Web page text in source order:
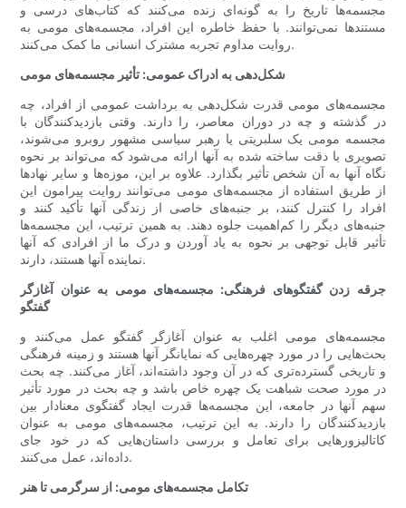
مجسمه‌ها تاریخ را به گونه‌ای زنده می‌کنند که کتاب‌های درسی و
مستندها نمی‌توانند. با حفظ خاطره این افراد، مجسمه‌های مومی به
روایت مداوم تجربه مشترک انسانی ما کمک می‌کنند.
شکل‌دهی به ادراک عمومی: تأثیر مجسمه‌های مومی
مجسمه‌های مومی قدرت شکل‌دهی به برداشت عمومی از افراد، چه
در گذشته و چه در دوران معاصر، را دارند. وقتی بازدیدکنندگان با
مجسمه مومی یک سلبریتی یا رهبر سیاسی مشهور روبرو می‌شوند،
تصویری با دقت ساخته شده به آنها ارائه می‌شود که می‌تواند بر نحوه
نگاه آنها به آن شخص تأثیر بگذارد. علاوه بر این، موزه‌ها و سایر نهادها
از طریق استفاده از مجسمه‌های مومی می‌توانند روایت پیرامون این
افراد را کنترل کنند، بر جنبه‌های خاصی از زندگی آنها تأکید کنند و
جنبه‌های دیگر را کم‌اهمیت جلوه دهند. به همین ترتیب، این مجسمه‌ها
تأثیر قابل توجهی بر نحوه به یاد آوردن و درک ما از افرادی که آنها
نماینده آنها هستند، دارند.
جرقه زدن گفتگوهای فرهنگی: مجسمه‌های مومی به عنوان آغازگر
گفتگو
مجسمه‌های مومی اغلب به عنوان آغازگر گفتگو عمل می‌کنند و
بحث‌هایی را در مورد چهره‌هایی که نمایانگر آنها هستند و زمینه فرهنگی
و تاریخی گسترده‌تری که در آن وجود داشته‌اند، آغاز می‌کنند. چه بحث
در مورد صحت شباهت یک چهره خاص باشد و چه بحث در مورد تأثیر
سهم آنها در جامعه، این مجسمه‌ها قدرت ایجاد گفتگوی معنادار بین
بازدیدکنندگان را دارند. به این ترتیب، مجسمه‌های مومی به عنوان
کاتالیزورهایی برای تعامل و بررسی داستان‌هایی که در خود جای
داده‌اند، عمل می‌کنند.
تکامل مجسمه‌های مومی: از سرگرمی تا هنر